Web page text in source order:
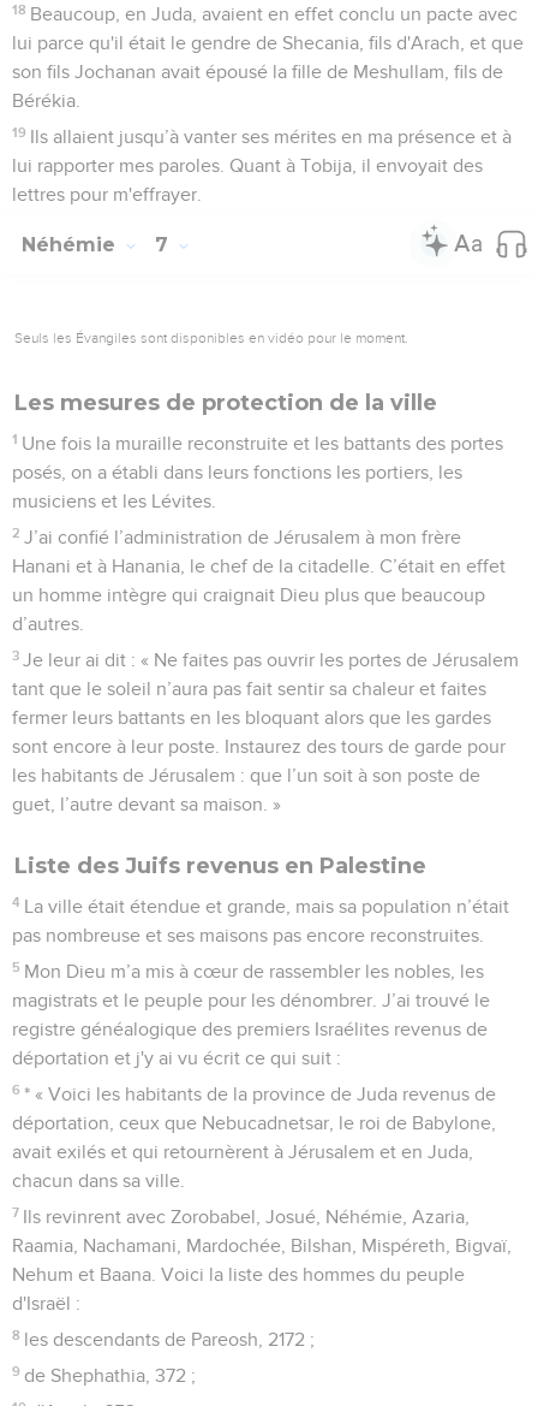
18 Beaucoup, en Juda, avaient en effet conclu un pacte avec
lui parce qu'il était le gendre de Shecania, fils d'Arach, et que
son fils Jochanan avait épousé la fille de Meshullam, fils de
Bérékia.
19 Ils allaient jusqu’à vanter ses mérites en ma présence et à
lui rapporter mes paroles. Quant à Tobija, il envoyait des
lettres pour m'effrayer.
Néhémie 7
Seuls les Évangiles sont disponibles en vidéo pour le moment.
Les mesures de protection de la ville
1 Une fois la muraille reconstruite et les battants des portes
posés, on a établi dans leurs fonctions les portiers, les
musiciens et les Lévites.
2 J’ai confié l’administration de Jérusalem à mon frère
Hanani et à Hanania, le chef de la citadelle. C’était en effet
un homme intègre qui craignait Dieu plus que beaucoup
d’autres.
3 Je leur ai dit : « Ne faites pas ouvrir les portes de Jérusalem
tant que le soleil n’aura pas fait sentir sa chaleur et faites
fermer leurs battants en les bloquant alors que les gardes
sont encore à leur poste. Instaurez des tours de garde pour
les habitants de Jérusalem : que l’un soit à son poste de
guet, l’autre devant sa maison. »
Liste des Juifs revenus en Palestine
4 La ville était étendue et grande, mais sa population n’était
pas nombreuse et ses maisons pas encore reconstruites.
5 Mon Dieu m’a mis à cœur de rassembler les nobles, les
magistrats et le peuple pour les dénombrer. J’ai trouvé le
registre généalogique des premiers Israélites revenus de
déportation et j'y ai vu écrit ce qui suit :
6 * « Voici les habitants de la province de Juda revenus de
déportation, ceux que Nebucadnetsar, le roi de Babylone,
avait exilés et qui retournèrent à Jérusalem et en Juda,
chacun dans sa ville.
7 Ils revinrent avec Zorobabel, Josué, Néhémie, Azaria,
Raamia, Nachamani, Mardochée, Bilshan, Mispéreth, Bigvaï,
Nehum et Baana. Voici la liste des hommes du peuple
d'Israël :
8 les descendants de Pareosh, 2172 ;
9 de Shephathia, 372 ;